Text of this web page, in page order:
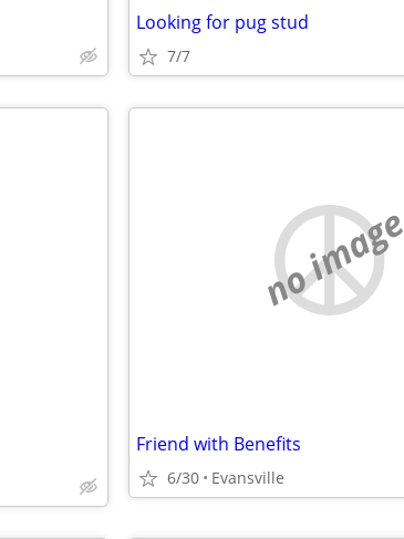
Looking for pug stud
7/7
no image
Friend with Benefits
6/30 Evansville